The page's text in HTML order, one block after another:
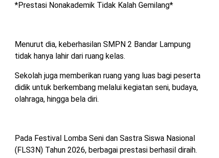
*Prestasi Nonakademik Tidak Kalah Gemilang*
Menurut dia, keberhasilan SMPN 2 Bandar Lampung
tidak hanya lahir dari ruang kelas.
Sekolah juga memberikan ruang yang luas bagi peserta
didik untuk berkembang melalui kegiatan seni, budaya,
olahraga, hingga bela diri.
Pada Festival Lomba Seni dan Sastra Siswa Nasional
(FLS3N) Tahun 2026, berbagai prestasi berhasil diraih.